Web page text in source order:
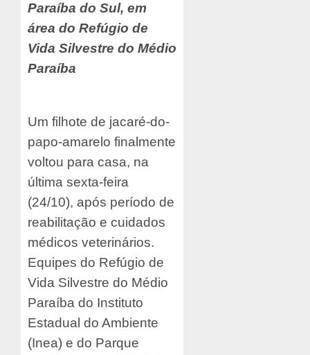
Paraíba do Sul, em
área do Refúgio de
Vida Silvestre do Médio
Paraíba
Um filhote de jacaré-do-
papo-amarelo finalmente
voltou para casa, na
última sexta-feira
(24/10), após período de
reabilitação e cuidados
médicos veterinários.
Equipes do Refúgio de
Vida Silvestre do Médio
Paraíba do Instituto
Estadual do Ambiente
(Inea) e do Parque